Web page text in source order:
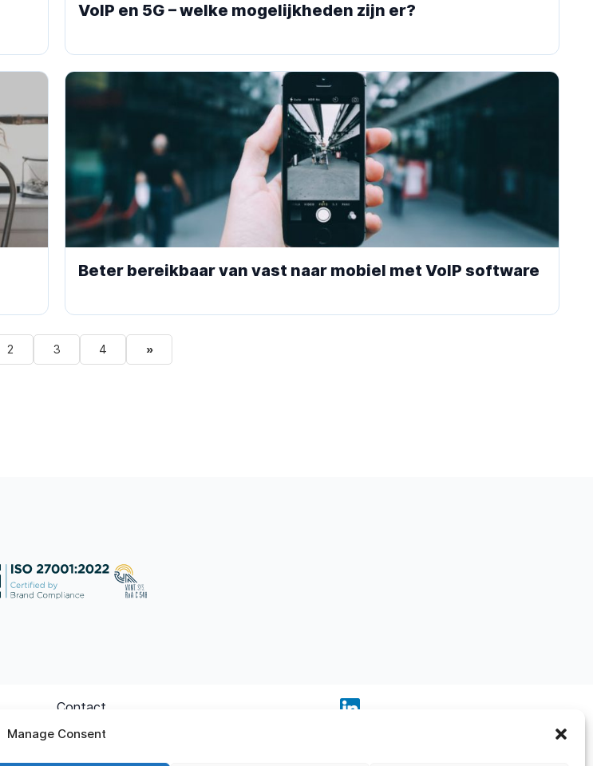
Manage Consent
VoIP en 5G – welke mogelijkheden zijn er?
Beter bereikbaar van vast naar mobiel met VoIP software
2 3 4 »
Contact
+31 (0)85 – 1 119 119